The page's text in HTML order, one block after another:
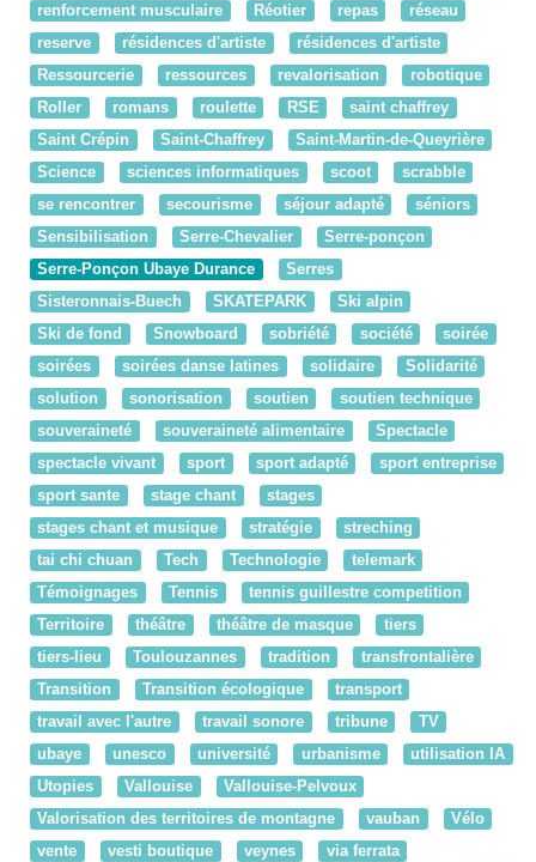
renforcement musculaire
Réotier repas
réseau
reserve
résidences d'artiste
résidences d'artiste
Ressourcerie
ressources revalorisation
robotique
Roller
romans roulette RSE
saint chaffrey
Saint Crépin
Saint-Chaffrey
Saint-Martin-de-Queyrière
Science
sciences informatiques scoot
scrabble
se rencontrer
secourisme séjour adapté
séniors
Sensibilisation
Serre-Chevalier
Serre-ponçon
Serre-Ponçon Ubaye Durance
Serres
Sisteronnais-Buech
SKATEPARK
Ski alpin
Ski de fond
Snowboard sobriété société
soirée
soirées
soirées danse latines solidaire
Solidarité
solution
sonorisation soutien
soutien technique
souveraineté
souveraineté alimentaire
Spectacle
spectacle vivant
sport sport adapté
sport entreprise
sport sante
stage chant
stages
stages chant et musique
stratégie
streching
tai chi chuan
Tech Technologie
telemark
Témoignages
Tennis
tennis guillestre competition
Territoire
théâtre théâtre de masque
tiers
tiers-lieu
Toulouzannes tradition
transfrontalière
Transition
Transition écologique
transport
travail avec l'autre
travail sonore tribune
TV
ubaye
unesco université urbanisme
utilisation IA
Utopies
Vallouise
Vallouise-Pelvoux
Valorisation des territoires de montagne
vauban
Vélo
vente
vesti boutique veynes
via ferrata